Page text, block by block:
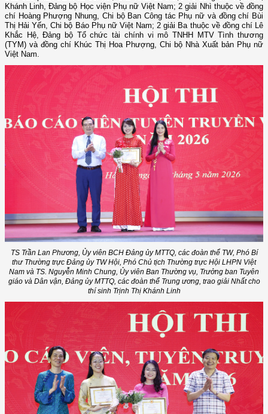
Khánh Linh, Đảng bộ Học viện Phụ nữ Việt Nam; 2 giải Nhì thuộc về đồng
chí Hoàng Phượng Nhung, Chi bộ Ban Công tác Phụ nữ và đồng chí Bùi
Thị Hải Yến, Chi bộ Báo Phụ nữ Việt Nam; 2 giải Ba thuộc về đồng chí Lê
Khắc Hệ, Đảng bộ Tổ chức tài chính vi mô TNHH MTV Tình thương
(TYM) và đồng chí Khúc Thị Hoa Phượng, Chi bộ Nhà Xuất bản Phụ nữ
Việt Nam.
TS Trần Lan Phương, Ủy viên BCH Đảng ủy MTTQ, các đoàn thể TW, Phó Bí
thư Thường trực Đảng ủy TW Hội, Phó Chủ tịch Thường trực Hội LHPN Việt
Nam và TS. Nguyễn Minh Chung, Ủy viên Ban Thường vụ, Trưởng ban Tuyên
giáo và Dân vận, Đảng ủy MTTQ, các đoàn thể Trung ương, trao giải Nhất cho
thí sinh Trịnh Thị Khánh Linh